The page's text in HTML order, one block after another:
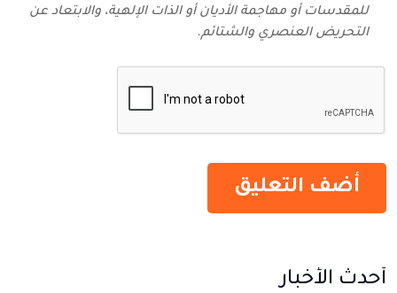
للمقدسات أو مهاجمة الأديان أو الذات الإلهية، والابتعاد عن
التحريض العنصري والشتائم‬.
أحدث الأخبار